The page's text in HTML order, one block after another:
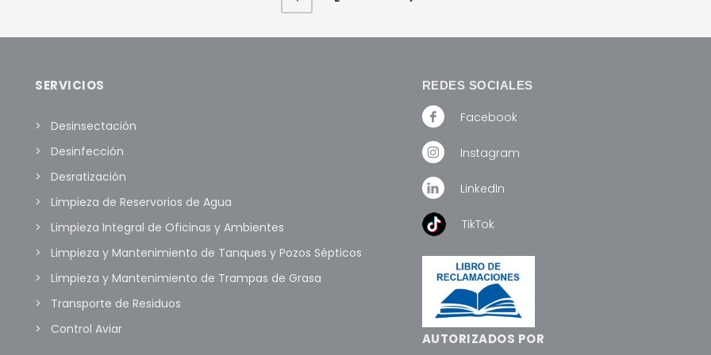
SERVICIOS
Desinsectación
Desinfección
Desratización
Limpieza de Reservorios de Agua
Limpieza Integral de Oficinas y Ambientes
Limpieza y Mantenimiento de Tanques y Pozos Sépticos
Limpieza y Mantenimiento de Trampas de Grasa
Transporte de Residuos
Control Aviar
REDES SOCIALES
Facebook
Instagram
LinkedIn
TikTok
AUTORIZADOS POR